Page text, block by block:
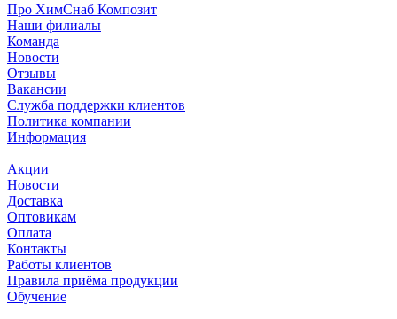
Про ХимСнаб Композит
Наши филиалы
Команда
Новости
Отзывы
Вакансии
Служба поддержки клиентов
Политика компании
Информация
Акции
Новости
Доставка
Оптовикам
Оплата
Контакты
Работы клиентов
Правила приёма продукции
Обучение